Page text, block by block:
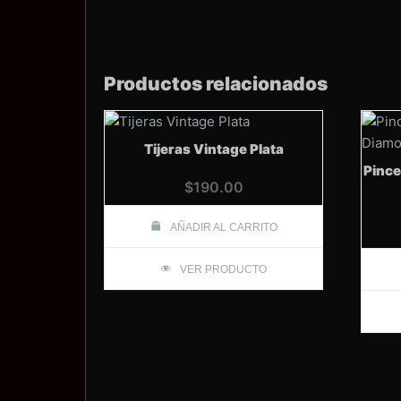
Productos relacionados
Tijeras Vintage Plata
$190.00
AÑADIR AL CARRITO
VER PRODUCTO